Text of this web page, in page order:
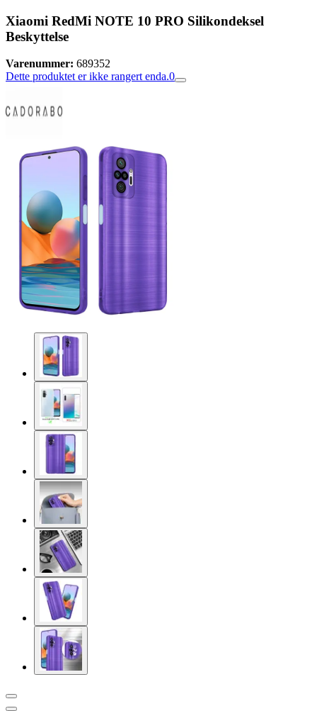
Xiaomi RedMi NOTE 10 PRO Silikondeksel
Beskyttelse
Varenummer: 689352
Dette produktet er ikke rangert enda.0